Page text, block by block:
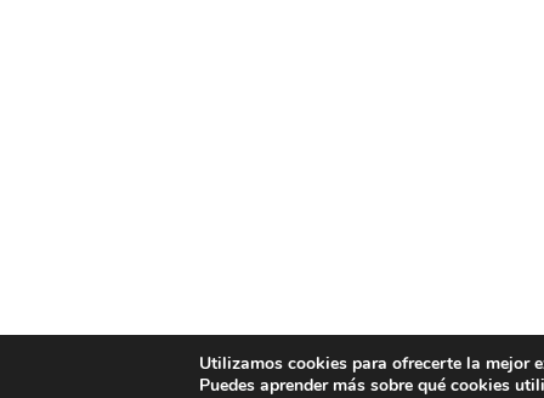
Utilizamos cookies para ofrecerte la mejor
Puedes aprender más sobre qué cookies